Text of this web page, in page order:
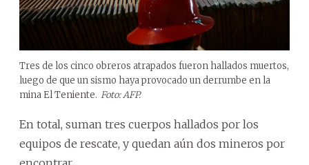
Tres de los cinco obreros atrapados fueron hallados muertos,
luego de que un sismo haya provocado un derrumbe en la
mina El Teniente. Foto: AFP.
En total, suman tres cuerpos hallados por los
equipos de rescate, y quedan aún dos mineros por